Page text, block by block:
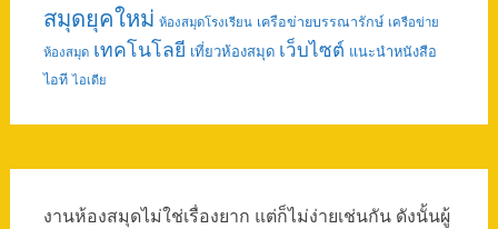
สมุดยุคใหม่ ห้องสมุดโรงเรียน เครือข่ายบรรณารักษ์ เครือข่าย
ห้องสมุด เทคโนโลยี เที่ยวห้องสมุด เว็บไซต์ แนะนำหนังสือ
ไอที ไอเดีย
งานห้องสมุดไม่ใช่เรื่องยาก แต่ก็ไม่ง่ายเช่นกัน ดังนั้นผู้